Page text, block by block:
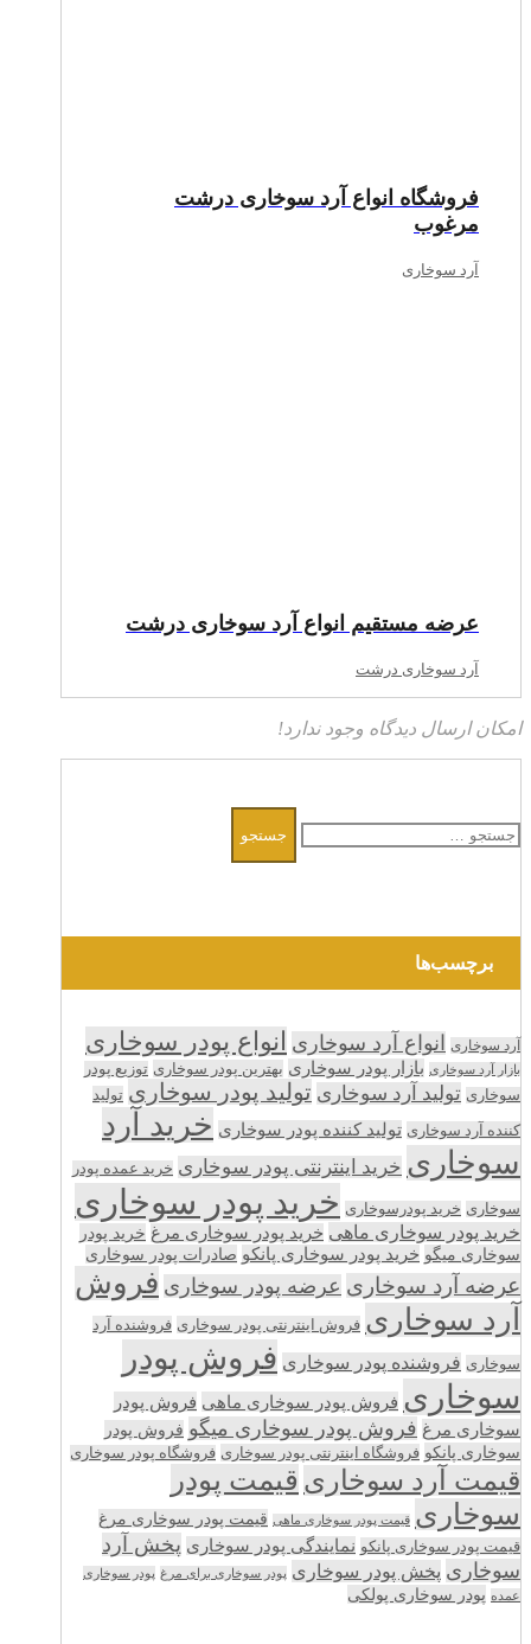
فروشگاه انواع آرد سوخاری درشت
مرغوب
آرد سوخاری
عرضه مستقیم انواع آرد سوخاری درشت
آرد سوخاری درشت
امکان ارسال دیدگاه وجود ندارد!
برای:
برچسب‌ها
آرد سوخاری انواع آرد سوخاری انواع پودر سوخاری
بازار آرد سوخاری بازار پودر سوخاری بهترین پودر سوخاری توزیع پودر
سوخاری تولید آرد سوخاری تولید پودر سوخاری تولید
کننده آرد سوخاری تولید کننده پودر سوخاری خرید آرد
سوخاری خرید اینترنتی پودر سوخاری خرید عمده پودر
سوخاری خرید پودرسوخاری خرید پودر سوخاری
خرید پودر سوخاری ماهی خرید پودر سوخاری مرغ خرید پودر
سوخاری میگو خرید پودر سوخاری پانکو صادرات پودر سوخاری
عرضه آرد سوخاری عرضه پودر سوخاری فروش
آرد سوخاری فروش اینترنتی پودر سوخاری فروشنده آرد
سوخاری فروشنده پودر سوخاری فروش پودر
سوخاری فروش پودر سوخاری ماهی فروش پودر
سوخاری مرغ فروش پودر سوخاری میگو فروش پودر
سوخاری پانکو فروشگاه اینترنتی پودر سوخاری فروشگاه پودر سوخاری
قیمت آرد سوخاری قیمت پودر
سوخاری قیمت پودر سوخاری ماهی قیمت پودر سوخاری مرغ
قیمت پودر سوخاری پانکو نمایندگی پودر سوخاری پخش آرد
سوخاری پخش پودر سوخاری پودر سوخاری برای مرغ پودر سوخاری
عمده پودر سوخاری پولکی